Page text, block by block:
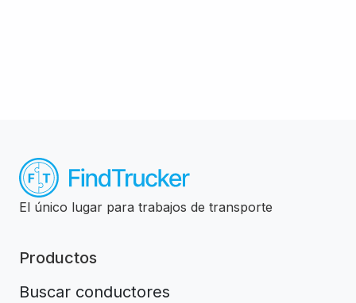
El único lugar para trabajos de transporte
Productos
Buscar conductores